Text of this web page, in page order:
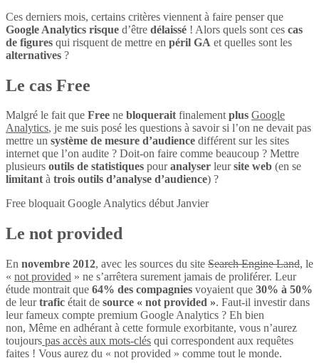
Ces derniers mois, certains critères viennent à faire penser que
Google Analytics risque d’être délaissé ! Alors quels sont ces cas
de figures qui risquent de mettre en péril GA et quelles sont les
alternatives ?
Le cas Free
Malgré le fait que Free ne bloqueraitfinalementplus Google
Analytics, je me suis posé les questions à savoir si l’on ne devait pas
mettre un système de mesure d’audience différent sur les sites
internet que l’on audite ? Doit-on faire comme beaucoup ? Mettre
plusieurs outils de statistiques pouranalyser leursite web (en se
limitantà trois outils d’analyse d’audience) ?
Free bloquait Google Analytics début Janvier
Le not provided
En novembre 2012, avec les sources du site Search Engine Land, le
« not provided » ne s’arrêtera surement jamais de proliférer. Leur
étude montrait que 64% des compagnies voyaient que 30% à 50%
de leurtrafic était de source « not provided ». Faut-il investir dans
leur fameux compte premium Google Analytics ? Eh bien
non, Même en adhérant à cette formule exorbitante, vous n’aurez
toujours pas accès aux mots-clés qui correspondent aux requêtes
faites ! Vous aurez du « not provided » comme tout le monde.